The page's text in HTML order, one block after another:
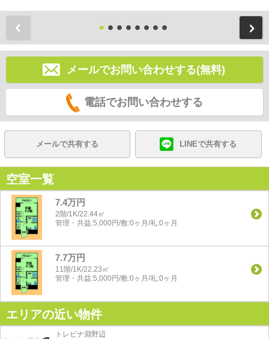
メールでお問い合わせする(無料)
電話でお問い合わせする
メールで共有する LINEで共有する
空室一覧
7.4万円
2階/1K/22.44㎡
管理・共益:5,000円/敷:0ヶ月/礼:0ヶ月
7.7万円
11階/1K/22.23㎡
管理・共益:5,000円/敷:0ヶ月/礼:0ヶ月
エリアの近い物件
トレビナ淵野辺